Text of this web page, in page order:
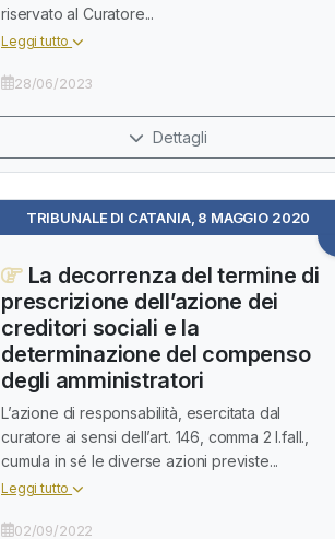
riservato al Curatore...
Leggi tutto
28/06/2023
Dettagli
TRIBUNALE DI CATANIA, 8 MAGGIO 2020
La decorrenza del termine di
prescrizione dell’azione dei
creditori sociali e la
determinazione del compenso
degli amministratori
L’azione di responsabilità, esercitata dal
curatore ai sensi dell’art. 146, comma 2 l.fall.,
cumula in sé le diverse azioni previste...
Leggi tutto
02/09/2022